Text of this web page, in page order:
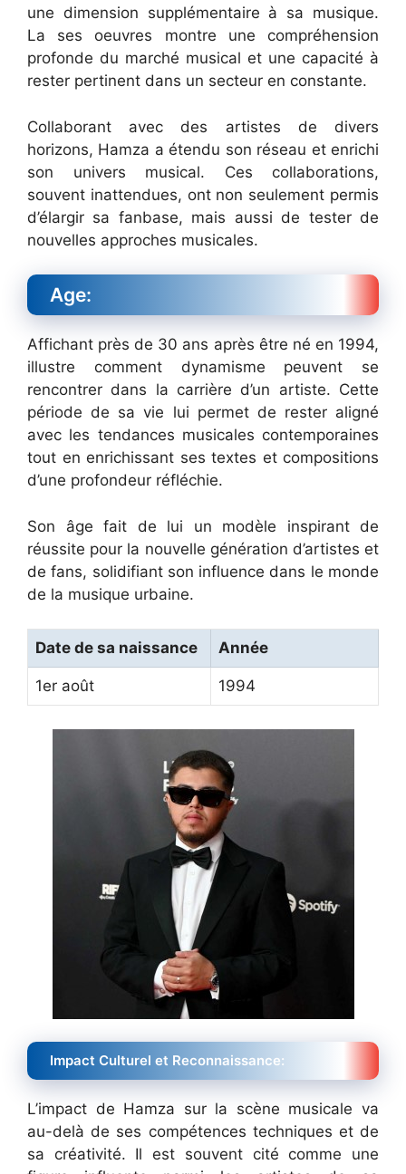
une dimension supplémentaire à sa musique.
La ses oeuvres montre une compréhension
profonde du marché musical et une capacité à
rester pertinent dans un secteur en constante.
Collaborant avec des artistes de divers
horizons, Hamza a étendu son réseau et enrichi
son univers musical. Ces collaborations,
souvent inattendues, ont non seulement permis
d’élargir sa fanbase, mais aussi de tester de
nouvelles approches musicales.
Age:
Affichant près de 30 ans après être né en 1994,
illustre comment dynamisme peuvent se
rencontrer dans la carrière d’un artiste. Cette
période de sa vie lui permet de rester aligné
avec les tendances musicales contemporaines
tout en enrichissant ses textes et compositions
d’une profondeur réfléchie.
Son âge fait de lui un modèle inspirant de
réussite pour la nouvelle génération d’artistes et
de fans, solidifiant son influence dans le monde
de la musique urbaine.
Date de sa naissance Année
1er août 1994
Impact Culturel et Reconnaissance:
L’impact de Hamza sur la scène musicale va
au-delà de ses compétences techniques et de
sa créativité. Il est souvent cité comme une